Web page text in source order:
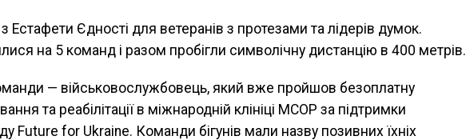
Естафети Єдності для ветеранів з протезами та лідерів думок.
на 5 команд і разом пробігли символічну дистанцію в 400 метрів.
— військовослужбовець, який вже пройшов безоплатну
та реабілітації в міжнародній клініці MCOP за підтримки
Future for Ukraine. Команди бігунів мали назву позивних їхніх